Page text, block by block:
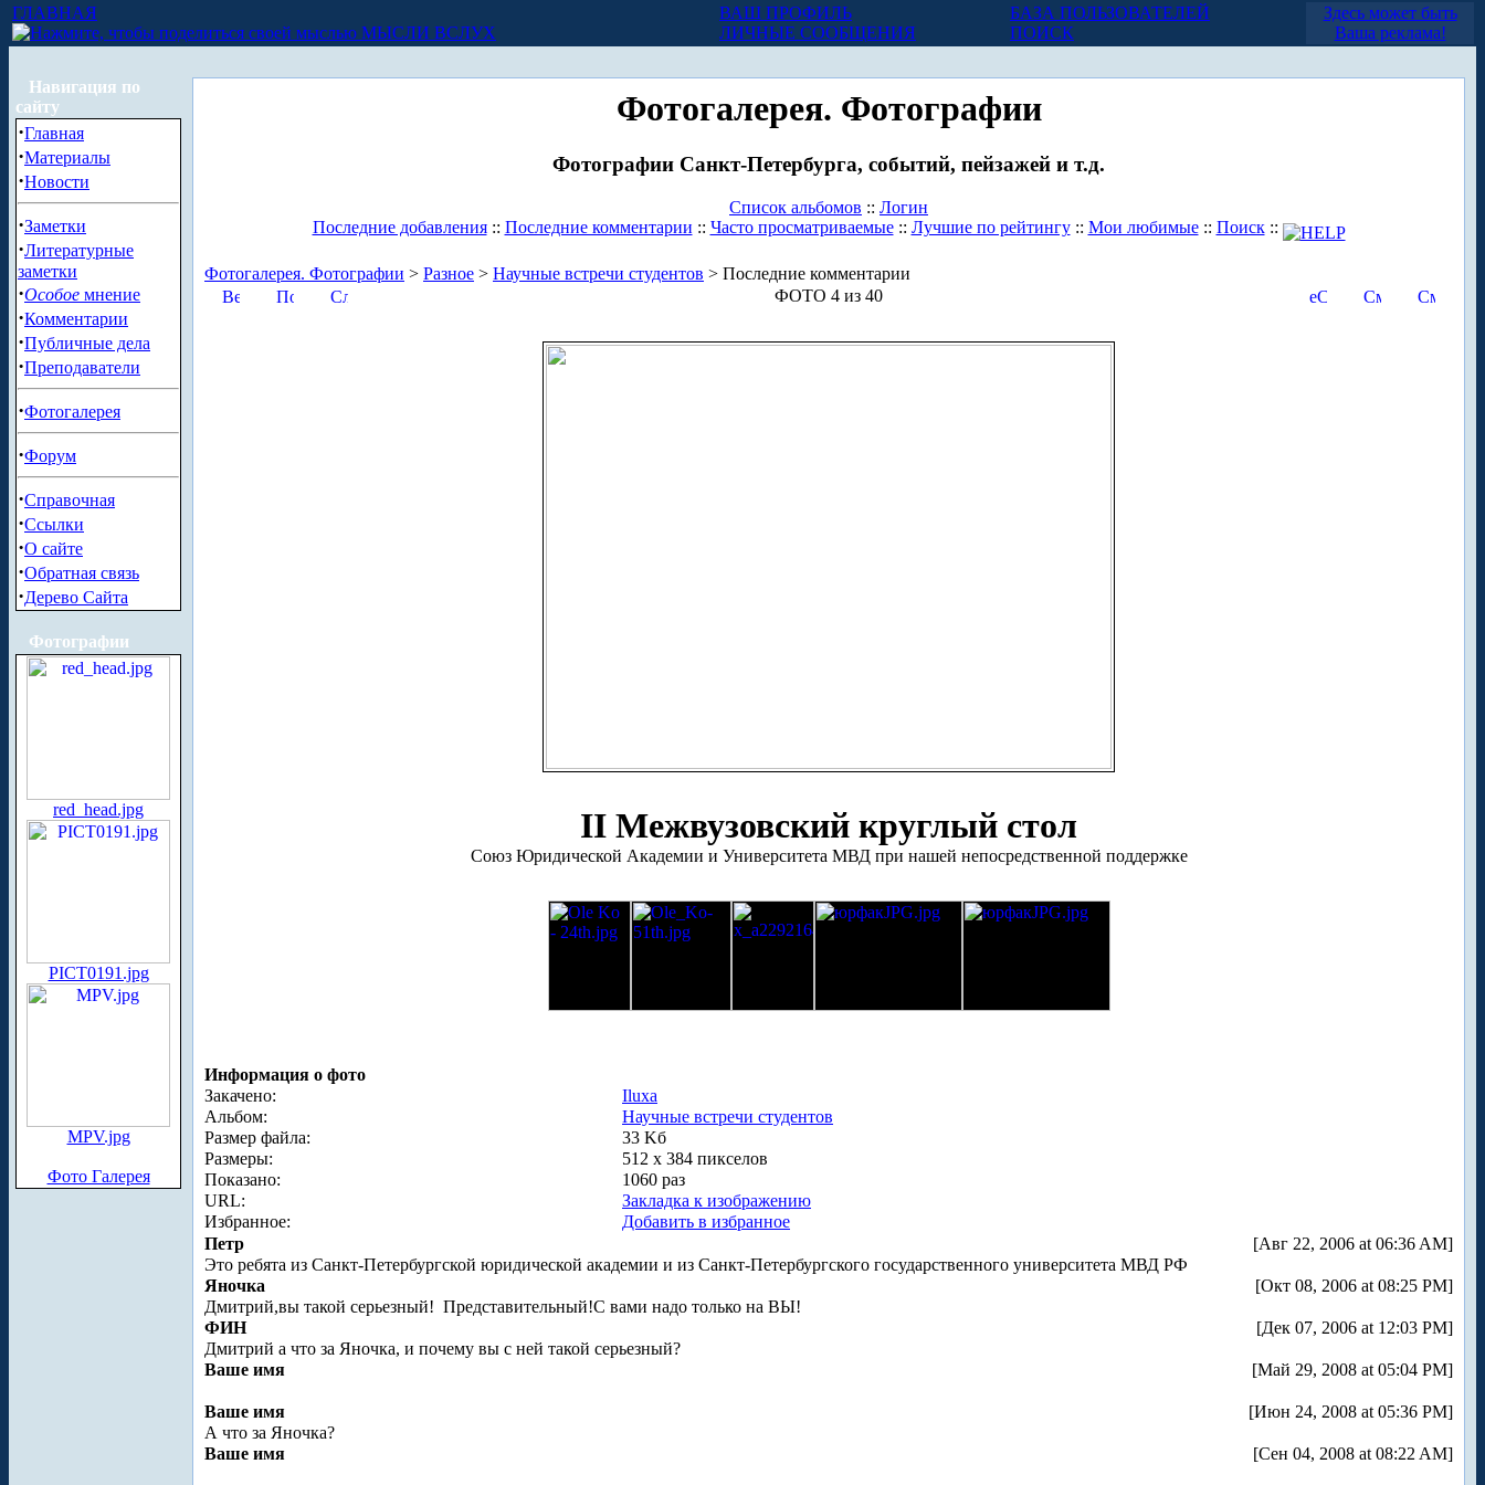
ГЛАВНАЯ
МЫСЛИ ВСЛУХ
ВАШ ПРОФИЛЬ
ЛИЧНЫЕ СООБЩЕНИЯ
БАЗА ПОЛЬЗОВАТЕЛЕЙ
ПОИСК
Здесь может быть
Ваша реклама!
Навигация по
сайту
·Главная
·Материалы
·Новости
·Заметки
·Литературные
заметки
·Особое мнение
·Комментарии
·Публичные дела
·Преподаватели
·Фотогалерея
·Форум
·Справочная
·Ссылки
·О сайте
·Обратная связь
·Дерево Сайта
Фотографии
red_head.jpg
PICT0191.jpg
MPV.jpg
Фото Галерея
Фотогалерея. Фотографии
Фотографии Санкт-Петербурга, событий, пейзажей и т.д.
Список альбомов :: Логин
Последние добавления:: Последние комментарии :: Часто просматриваемые:: Лучшие по рейтингу:: Мои любимые:: Поиск::
Фотогалерея. Фотографии > Разное > Научные встречи студентов > Последние комментарии
ФОТО 4 из 40
II Межвузовский круглый стол
Союз Юридической Академии и Университета МВД при нашей непосредственной поддержке
Информация о фото
Закачено:
Iluxa
Альбом:
Научные встречи студентов
Размер файла:
33 Kб
Размеры:
512 x 384 пикселов
Показано:
1060 раз
URL:
Закладка к изображению
Избранное:
Добавить в избранное
Петр
[Авг 22, 2006 at 06:36 AM]
Это ребята из Санкт-Петербургской юридической академии и из Санкт-Петербургского государственного университета МВД РФ
Яночка
[Окт 08, 2006 at 08:25 PM]
Дмитрий,вы такой серьезный! Представительный!С вами надо только на ВЫ!
ФИН
[Дек 07, 2006 at 12:03 PM]
Дмитрий а что за Яночка, и почему вы с ней такой серьезный?
Ваше имя
[Май 29, 2008 at 05:04 PM]
Ваше имя
[Июн 24, 2008 at 05:36 PM]
А что за Яночка?
Ваше имя
[Сен 04, 2008 at 08:22 AM]